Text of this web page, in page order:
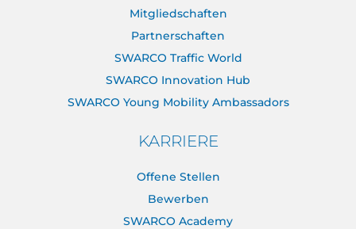
Mitgliedschaften
Partnerschaften
SWARCO Traffic World
SWARCO Innovation Hub
SWARCO Young Mobility Ambassadors
KARRIERE
Offene Stellen
Bewerben
SWARCO Academy